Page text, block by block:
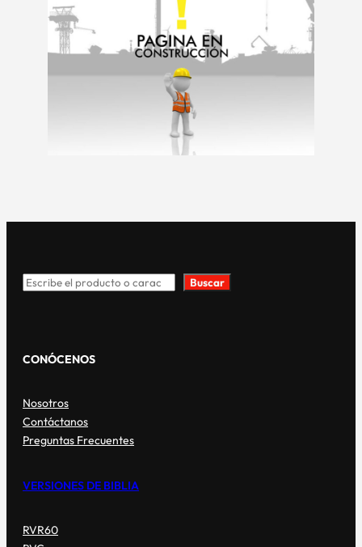
Search Buscar
CONÓCENOS
Nosotros
Contáctanos
Preguntas Frecuentes
VERSIONES DE BIBLIA
RVR60